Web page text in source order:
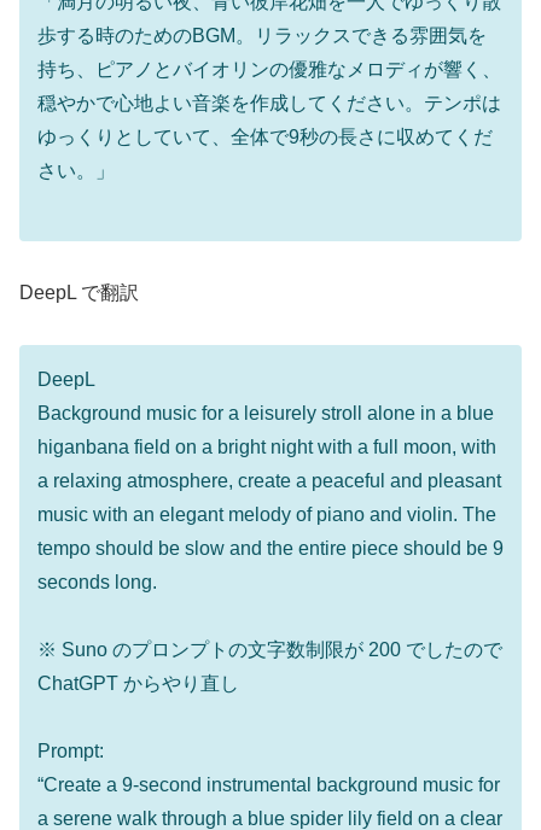
歩する時のためのBGM。リラックスできる雰囲気を
持ち、ピアノとバイオリンの優雅なメロディが響く、
穏やかで心地よい音楽を作成してください。テンポは
ゆっくりとしていて、全体で9秒の長さに収めてくだ
さい。」
DeepL で翻訳
DeepL
Background music for a leisurely stroll alone in a blue
higanbana field on a bright night with a full moon, with
a relaxing atmosphere, create a peaceful and pleasant
music with an elegant melody of piano and violin. The
tempo should be slow and the entire piece should be 9
seconds long.
※ Suno のプロンプトの文字数制限が 200 でしたので
ChatGPT からやり直し
Prompt:
“Create a 9-second instrumental background music for
a serene walk through a blue spider lily field on a clear